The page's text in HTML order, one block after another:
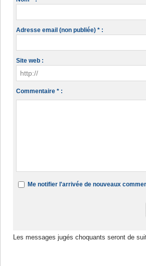
Adresse email (non publiée) * :
Site web :
Commentaire * :
Me notifier l'arrivée de nouveaux
Les messages jugés choquants seront de